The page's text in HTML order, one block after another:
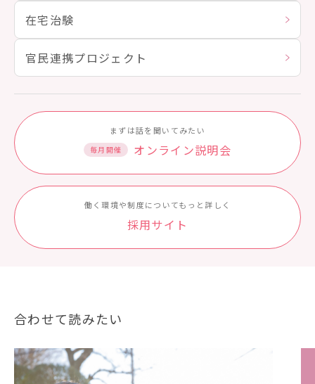
在宅治験
官民連携プロジェクト
まずは話を聞いてみたい
毎月開催 オンライン説明会
働く環境や制度についてもっと詳しく
採⽤サイト
合わせて読みたい